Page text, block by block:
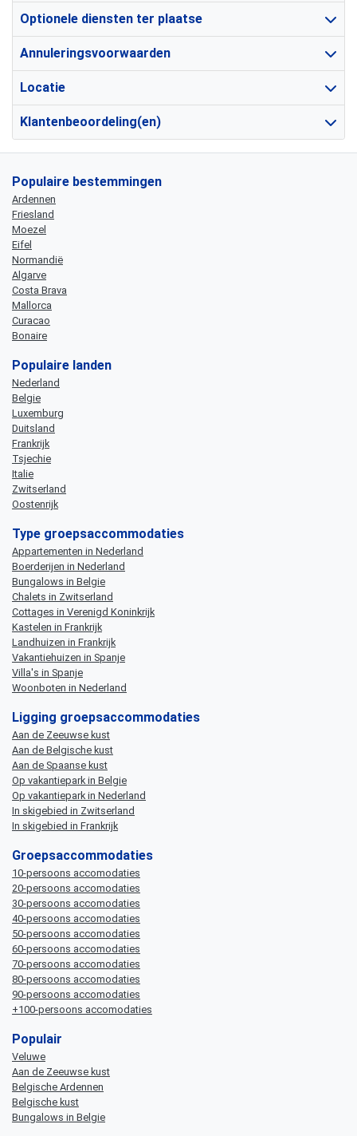
Optionele diensten ter plaatse
Annuleringsvoorwaarden
Locatie
Klantenbeoordeling(en)
Populaire bestemmingen
Ardennen
Friesland
Moezel
Eifel
Normandië
Algarve
Costa Brava
Mallorca
Curacao
Bonaire
Populaire landen
Nederland
Belgie
Luxemburg
Duitsland
Frankrijk
Tsjechie
Italie
Zwitserland
Oostenrijk
Type groepsaccommodaties
Appartementen in Nederland
Boerderijen in Nederland
Bungalows in Belgie
Chalets in Zwitserland
Cottages in Verenigd Koninkrijk
Kastelen in Frankrijk
Landhuizen in Frankrijk
Vakantiehuizen in Spanje
Villa's in Spanje
Woonboten in Nederland
Ligging groepsaccommodaties
Aan de Zeeuwse kust
Aan de Belgische kust
Aan de Spaanse kust
Op vakantiepark in Belgie
Op vakantiepark in Nederland
In skigebied in Zwitserland
In skigebied in Frankrijk
Groepsaccommodaties
10-persoons accomodaties
20-persoons accomodaties
30-persoons accomodaties
40-persoons accomodaties
50-persoons accomodaties
60-persoons accomodaties
70-persoons accomodaties
80-persoons accomodaties
90-persoons accomodaties
+100-persoons accomodaties
Populair
Veluwe
Aan de Zeeuwse kust
Belgische Ardennen
Belgische kust
Bungalows in Belgie